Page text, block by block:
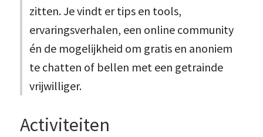
zitten. Je vindt er tips en tools,
ervaringsverhalen, een online community
én de mogelijkheid om gratis en anoniem
te chatten of bellen met een getrainde
vrijwilliger.
Activiteiten